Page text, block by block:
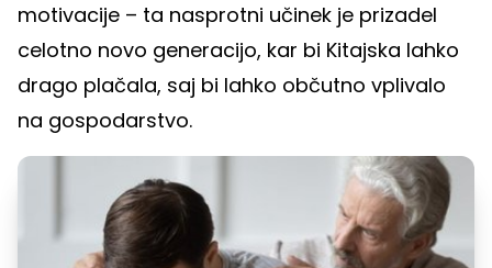
motivacije – ta nasprotni učinek je prizadel
celotno novo generacijo, kar bi Kitajska lahko
drago plačala, saj bi lahko občutno vplivalo
na gospodarstvo.